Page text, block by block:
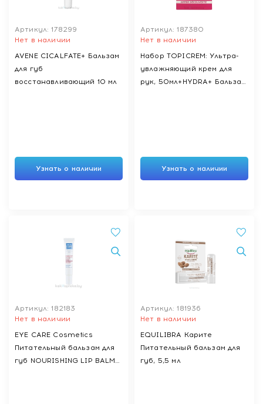
Артикул: 178299
Нет в наличии
AVENE CICALFATE+ Бальзам
для губ
восстанавливающий 10 мл
Узнать о наличии
Артикул: 187380
Нет в наличии
Набор TOPICREM: Ультра-
увлажняющий крем для
рук, 50мл+HYDRA+ Бальзам
Узнать о наличии
Артикул: 182183
Нет в наличии
EYE CARE Cosmetics
Питательный бальзам для
губ NOURISHING LIP BALM
Артикул: 181936
Нет в наличии
EQUILIBRA Карите
Питательный бальзам для
губ, 5,5 мл